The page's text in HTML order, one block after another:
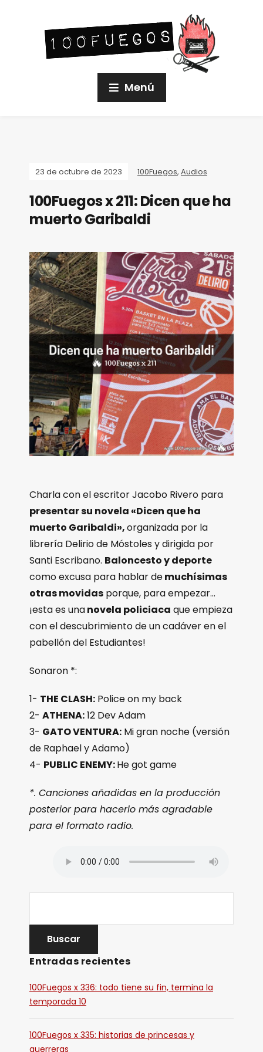
Menú
23 de octubre de 2023 100Fuegos, Audios
100Fuegos x 211: Dicen que ha
muerto Garibaldi
Charla con el escritor Jacobo Rivero para
presentar su novela «Dicen que ha
muerto Garibaldi»,organizada por la
librería Delirio de Móstoles y dirigida por
Santi Escribano. Baloncesto y deporte
como excusa para hablar demuchísimas
otras movidas porque, para empezar…
¡esta es unanovela policiaca que empieza
con el descubrimiento de un cadáver en el
pabellón del Estudiantes!
Sonaron *:
1- THE CLASH: Police on my back
2- ATHENA:12 Dev Adam
3- GATO VENTURA: Mi gran noche (versión
de Raphael y Adamo)
4- PUBLIC ENEMY:He got game
*. Canciones añadidas en la producción
posterior para hacerlo más agradable
para el formato radio.
Entradas recientes
100Fuegos x 336: todo tiene su fin, termina la
temporada 10
100Fuegos x 335: historias de princesas y
guerreras